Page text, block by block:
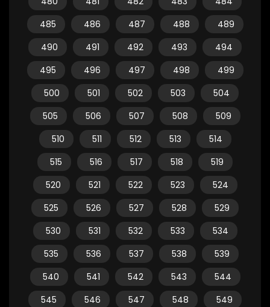
485
486 487 488
489
490
491 492 493
494
495
496 497 498
499
500
501 502 503
504
505
506 507 508
509
510
511 512 513
514
515
516 517 518
519
520
521 522 523
524
525
526 527 528
529
530
531 532 533
534
535
536 537 538
539
540
541 542 543
544
545
546 547 548
549